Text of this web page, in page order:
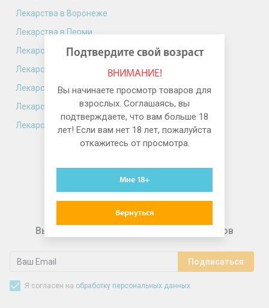
Лекарства в Воронеже
Лекарства в Перми
Лекарства в Волгограде
Лекарства в Краснодаре
Лекарства в Саратове
Лекарства в Тюмени
Лекарства в Тольятти
Выгодные предложения для подписчиков
Я согласен на обработку персональных данных
Подтвердите свой возраст
ВНИМАНИЕ!
Вы начинаете просмотр товаров для
взрослых. Соглашаясь, вы
подтверждаете, что вам больше 18
лет! Если вам нет 18 лет, пожалуйста
откажитесь от просмотра.
Мне 18+
Вернуться